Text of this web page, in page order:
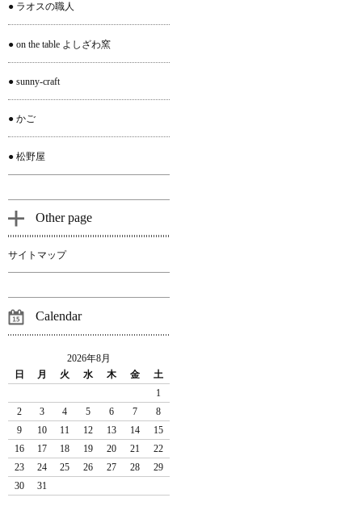
● ラオスの職人
● on the table よしざわ窯
● sunny-craft
● かご
● 松野屋
Other page
サイトマップ
Calendar
2026年8月
日
月 火 水 木 金
土
1
2
3 4 5 6 7
8
9
10 11 12 13 14
15
16
17 18 19 20 21
22
23
24 25 26 27 28
29
30
31